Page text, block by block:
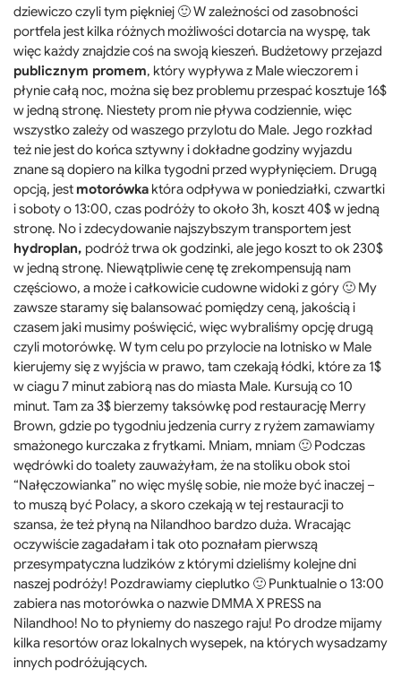
dziewiczo czyli tym piękniej 🙂 W zależności od zasobności
portfela jest kilka różnych możliwości dotarcia na wyspę, tak
więc każdy znajdzie coś na swoją kieszeń. Budżetowy przejazd
publicznym promem, który wypływa z Male wieczorem i
płynie całą noc, można się bez problemu przespać kosztuje 16$
w jedną stronę. Niestety prom nie pływa codziennie, więc
wszystko zależy od waszego przylotu do Male. Jego rozkład
też nie jest do końca sztywny i dokładne godziny wyjazdu
znane są dopiero na kilka tygodni przed wypłynięciem. Drugą
opcją, jest motorówka która odpływa w poniedziałki, czwartki
i soboty o 13:00, czas podróży to około 3h, koszt 40$ w jedną
stronę. No i zdecydowanie najszybszym transportem jest
hydroplan, podróż trwa ok godzinki, ale jego koszt to ok 230$
w jedną stronę. Niewątpliwie cenę tę zrekompensują nam
częściowo, a może i całkowicie cudowne widoki z góry 🙂 My
zawsze staramy się balansować pomiędzy ceną, jakością i
czasem jaki musimy poświęcić, więc wybraliśmy opcję drugą
czyli motorówkę. W tym celu po przylocie na lotnisko w Male
kierujemy się z wyjścia w prawo, tam czekają łódki, które za 1$
w ciagu 7 minut zabiorą nas do miasta Male. Kursują co 10
minut. Tam za 3$ bierzemy taksówkę pod restaurację Merry
Brown, gdzie po tygodniu jedzenia curry z ryżem zamawiamy
smażonego kurczaka z frytkami. Mniam, mniam 🙂 Podczas
wędrówki do toalety zauważyłam, że na stoliku obok stoi
“Nałęczowianka” no więc myślę sobie, nie może być inaczej –
to muszą być Polacy, a skoro czekają w tej restauracji to
szansa, że też płyną na Nilandhoo bardzo duża. Wracając
oczywiście zagadałam i tak oto poznałam pierwszą
przesympatyczna ludzików z którymi dzieliśmy kolejne dni
naszej podróży! Pozdrawiamy cieplutko 🙂 Punktualnie o 13:00
zabiera nas motorówka o nazwie DMMA X PRESS na
Nilandhoo! No to płyniemy do naszego raju! Po drodze mijamy
kilka resortów oraz lokalnych wysepek, na których wysadzamy
innych podróżujących.